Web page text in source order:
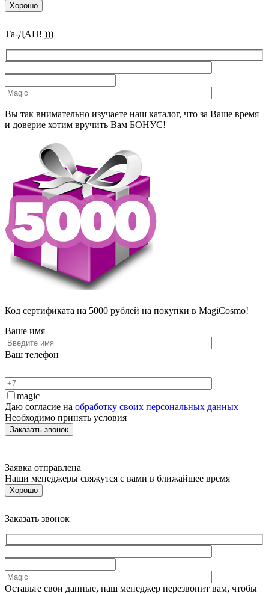
Хорошо
Та-ДАН! )))
Вы так внимательно изучаете наш каталог, что за Ваше время
и доверие хотим вручить Вам БОНУС!
Код сертификата на 5000 рублей на покупки в MagiCosmo!
Ваше имя
Ваш телефон
magic
Даю согласие на обработку своих персональных данных
Необходимо принять условия
Заявка отправлена
Наши менеджеры свяжутся с вами в ближайшее время
Хорошо
Заказать звонок
Оставьте свои данные, наш менеджер перезвонит вам, чтобы